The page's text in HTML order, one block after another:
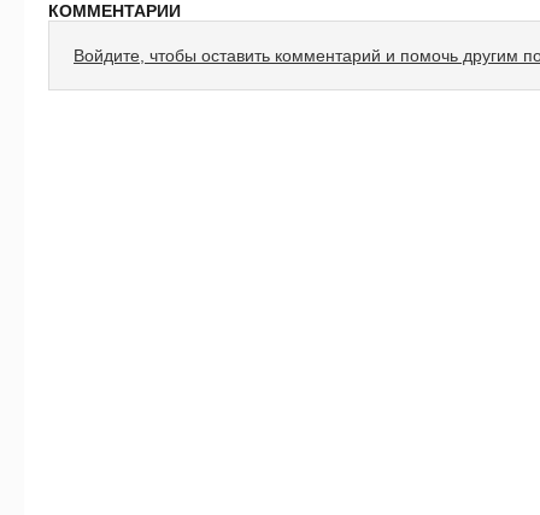
КОММЕНТАРИИ
Войдите, чтобы оставить комментарий и помочь другим